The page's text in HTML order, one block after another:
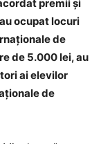
premii şi
ocupat locuri
de
de 5.000 lei, au
ai elevilor
de